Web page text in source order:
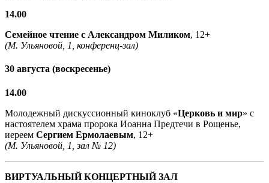
14.00
Семейное чтение с Александром Миликом, 12+
(М. Ульяновой, 1, конференц-зал)
30 августа (воскресенье)
14.00
Молодежный дискуссионный киноклуб «Церковь и мир» с
настоятелем храма пророка Иоанна Предтечи в Рощенье,
иереем Сергием Ермолаевым, 12+
(М. Ульяновой, 1, зал № 12)
ВИРТУАЛЬНЫЙ КОНЦЕРТНЫЙ ЗАЛ